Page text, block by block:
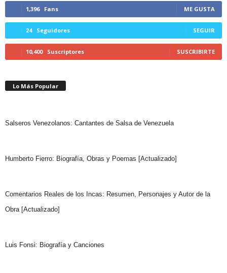
1,396 Fans ME GUSTA
24 Seguidores SEGUIR
10,400 Suscriptores SUSCRIBIRTE
Lo Más Popular
Salseros Venezolanos: Cantantes de Salsa de Venezuela
Humberto Fierro: Biografía, Obras y Poemas [Actualizado]
Comentarios Reales de los Incas: Resumen, Personajes y Autor de la
Obra [Actualizado]
Luis Fonsi: Biografía y Canciones